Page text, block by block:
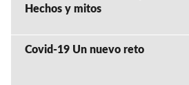
Hechos y mitos
Covid-19 Un nuevo reto